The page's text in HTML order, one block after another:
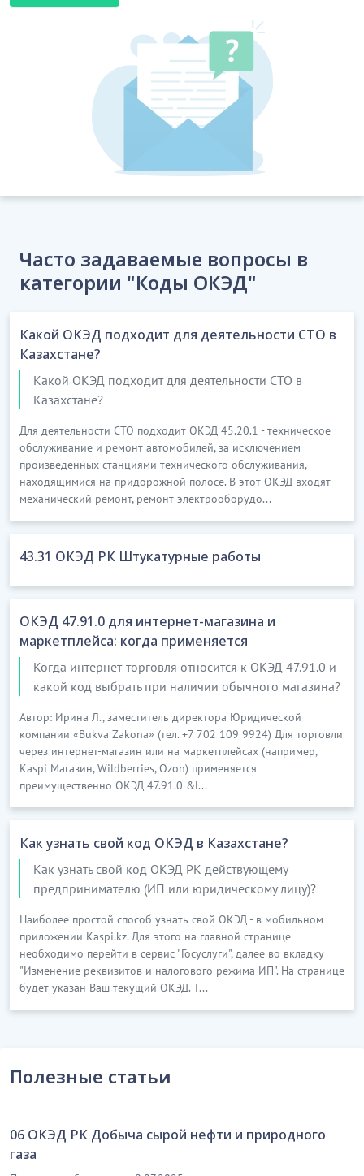
Часто задаваемые вопросы в
категории "Коды ОКЭД"
Какой ОКЭД подходит для деятельности СТО в
Казахстане?
Какой ОКЭД подходит для деятельности СТО в
Казахстане?
Для деятельности СТО подходит ОКЭД 45.20.1 - техническое
обслуживание и ремонт автомобилей, за исключением
произведенных станциями технического обслуживания,
находящимися на придорожной полосе. В этот ОКЭД входят
механический ремонт, ремонт электрооборудо...
43.31 ОКЭД РК Штукатурные работы
ОКЭД 47.91.0 для интернет-магазина и
маркетплейса: когда применяется
Когда интернет-торговля относится к ОКЭД 47.91.0 и
какой код выбрать при наличии обычного магазина?
Автор: Ирина Л., заместитель директора Юридической
компании «Bukva Zakona» (тел. +7 702 109 9924) Для торговли
через интернет-магазин или на маркетплейсах (например,
Kaspi Магазин, Wildberries, Ozon) применяется
преимущественно ОКЭД 47.91.0 &l...
Как узнать свой код ОКЭД в Казахстане?
Как узнать свой код ОКЭД РК действующему
предпринимателю (ИП или юридическому лицу)?
Наиболее простой способ узнать свой ОКЭД - в мобильном
приложении Kaspi.kz. Для этого на главной странице
необходимо перейти в сервис "Госуслуги", далее во вкладку
"Изменение реквизитов и налогового режима ИП". На странице
будет указан Ваш текущий ОКЭД. Т...
Полезные статьи
06 ОКЭД РК Добыча сырой нефти и природного
газа